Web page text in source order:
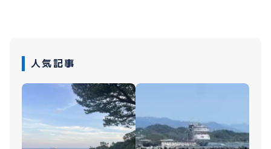
人気記事